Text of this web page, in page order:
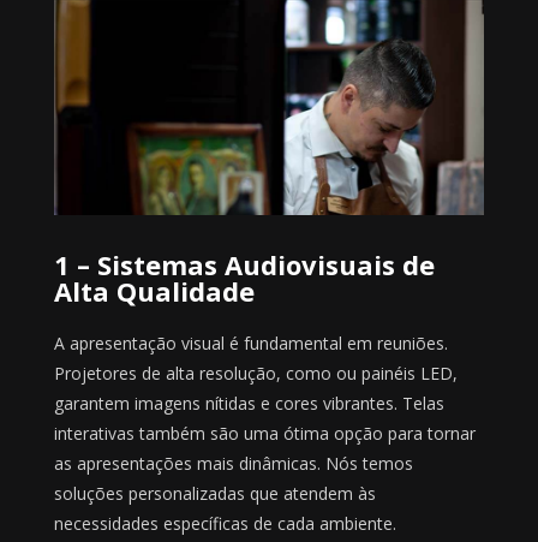
1 – Sistemas Audiovisuais de
Alta Qualidade
A apresentação visual é fundamental em reuniões.
Projetores de alta resolução, como ou painéis LED,
garantem imagens nítidas e cores vibrantes. Telas
interativas também são uma ótima opção para tornar
as apresentações mais dinâmicas. Nós temos
soluções personalizadas que atendem às
necessidades específicas de cada ambiente.